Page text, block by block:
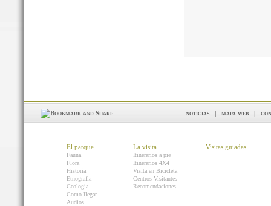
noticias | mapa web |
El parque
Fauna
Flora
Historia
Etnografía
Geología
Como llegar
Audios
La visita
Itinerarios a pie
Itinerarios 4X4
Visita en Bicicleta
Centros Visitantes
Recomendaciones
Visitas guiadas